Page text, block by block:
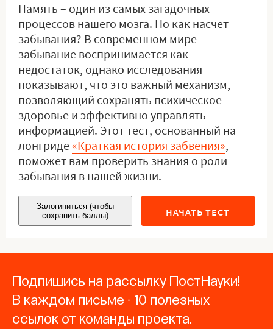
Память – один из самых загадочных
процессов нашего мозга. Но как насчет
забывания? В современном мире
забывание воспринимается как
недостаток, однако исследования
показывают, что это важный механизм,
позволяющий сохранять психическое
здоровье и эффективно управлять
информацией. Этот тест, основанный на
лонгриде«Краткая история забвения»,
поможет вам проверить знания о роли
забывания в нашей жизни.
Залогиниться (чтобы
сохранить баллы)
НАЧАТЬ ТЕСТ
Подпишись на рассылку ПостНауки!
В каждом письме - 10 полезных
ссылок от команды проекта.